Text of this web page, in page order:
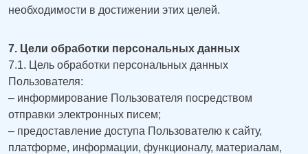
необходимости в достижении этих целей.
7. Цели обработки персональных данных
7.1. Цель обработки персональных данных
Пользователя:
– информирование Пользователя посредством
отправки электронных писем;
– предоставление доступа Пользователю к сайту,
платформе, информации, функционалу, материалам,